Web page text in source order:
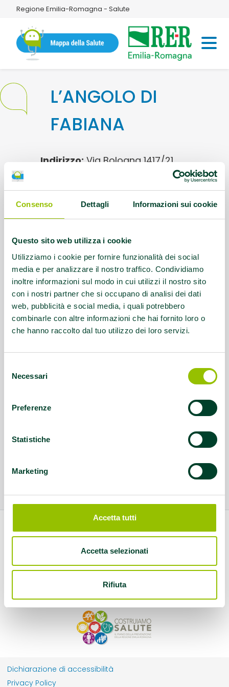
Consenso Dettagli Informazioni sui cookie
Questo sito web utilizza i cookie
Utilizziamo i cookie per fornire funzionalità dei social
media e per analizzare il nostro traffico. Condividiamo
inoltre informazioni sul modo in cui utilizzi il nostro sito
con i nostri partner che si occupano di analisi dei dati
web, pubblicità e social media, i quali potrebbero
combinarle con altre informazioni che hai fornito loro o
che hanno raccolto dal tuo utilizzo dei loro servizi.
delNecessari
Preferenze
Statistiche
Marketing
Accetta tutti
Accetta selezionati
Rifiuta
Regione Emilia-Romagna - Salute
L’ANGOLO DI
FABIANA
Indirizzo: Via Bologna 1417/21
Telefono:3312543869
Questo contenuto si trova inPane meno sale
Dichiarazione di accessibilità
Privacy Policy